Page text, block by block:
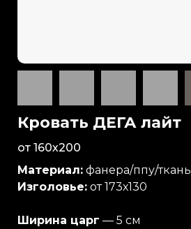
Кровать ДЕГА лайт
от 160х200
Материал: фанера/ппу/ткань
Изголовье: от 173х130
Ширина царг — 5 см